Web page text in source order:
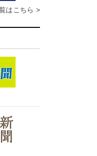
はこちら >